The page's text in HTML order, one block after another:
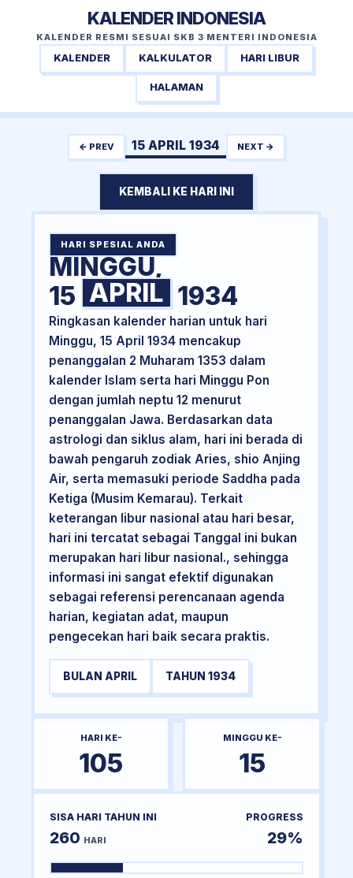
KALENDER INDONESIA
KALENDER RESMI SESUAI SKB 3 MENTERI INDONESIA
KALENDER KALKULATOR HARI LIBUR
HALAMAN
← PREV 15 APRIL 1934 NEXT →
KEMBALI KE HARI INI
HARI SPESIAL ANDA
MINGGU,
15 APRIL 1934
Ringkasan kalender harian untuk hari
Minggu, 15 April 1934 mencakup
penanggalan 2 Muharam 1353 dalam
kalender Islam serta hari Minggu Pon
dengan jumlah neptu 12 menurut
penanggalan Jawa. Berdasarkan data
astrologi dan siklus alam, hari ini berada di
bawah pengaruh zodiak Aries, shio Anjing
Air, serta memasuki periode Saddha pada
Ketiga (Musim Kemarau). Terkait
keterangan libur nasional atau hari besar,
hari ini tercatat sebagai Tanggal ini bukan
merupakan hari libur nasional., sehingga
informasi ini sangat efektif digunakan
sebagai referensi perencanaan agenda
harian, kegiatan adat, maupun
pengecekan hari baik secara praktis.
BULAN APRIL TAHUN 1934
HARI KE-
105
MINGGU KE-
15
SISA HARI TAHUN INI
260 HARI
PROGRESS
29%